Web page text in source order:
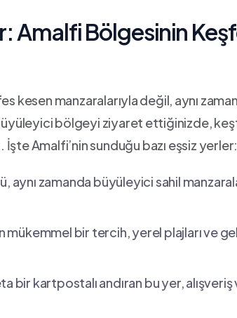
Amalfi ‍Bölgesinin
‌kesen manzaralarıyla ⁤değil, ⁤aynı
bölgeyi ziyaret ⁤ettiğinizde,
Amalfi’nin sunduğu‌ bazı eşsiz yerler:
aynı zamanda büyüleyici sahil
mükemmel bir‍ tercih, ‌yerel plajları ve
⁣bir​ kartpostalı andıran bu yer,